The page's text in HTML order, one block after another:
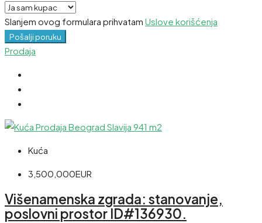
Slanjem ovog formulara prihvatam Uslove korišćenja
Pošalji poruku
Prodaja
Kuća
3,500,000EUR
Višenamenska zgrada: stanovanje,
poslovni prostor ID#136930.